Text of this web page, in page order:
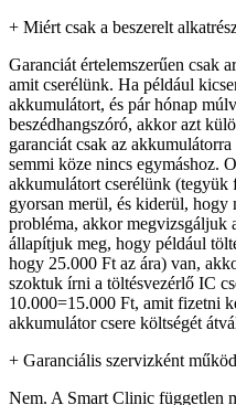
+ Miért csak a beszerelt
Garanciát értelemszerűen csak
amit cserélünk. Ha például
akkumulátort, és pár hónap
beszédhangszóró, akkor azt
garanciát csak az
semmi köze nincs egymáshoz.
akkumulátort cserélünk (tegyük
gyorsan merül, és kiderül, hogy
probléma, akkor megvizsgáljuk
állapítjuk meg, hogy például
hogy 25.000 Ft az ára) van,
szoktuk írni a töltésvezérlő IC
10.000=15.000 Ft, amit fizetni
akkumulátor csere költségét
+ Garanciális szervizként
Nem. A Smart Clinic független